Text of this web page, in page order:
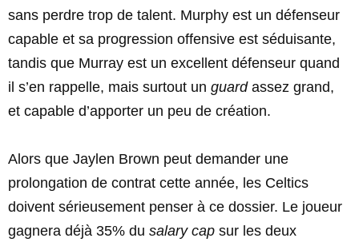
sans perdre trop de talent. Murphy est un défenseur
capable et sa progression offensive est séduisante,
tandis que Murray est un excellent défenseur quand
il s’en rappelle, mais surtout un guardassez grand,
et capable d’apporter un peu de création.
Alors que Jaylen Brown peut demander une
prolongation de contrat cette année, les Celtics
doivent sérieusement penser à ce dossier. Le joueur
gagnera déjà 35% du salary cap sur les deux